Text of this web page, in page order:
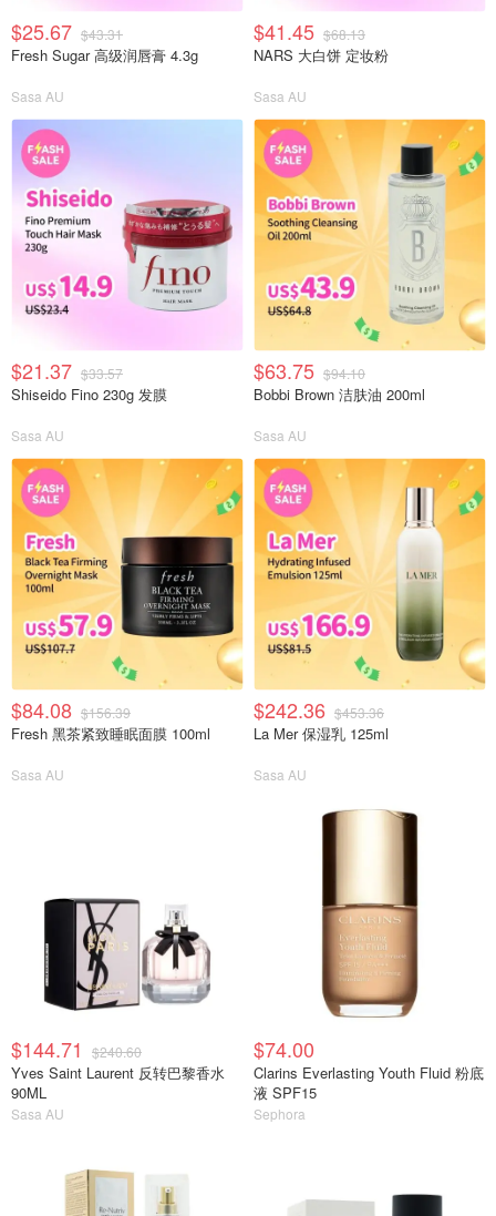
$25.67 $43.31
Fresh Sugar 高级润唇膏 4.3g
Sasa AU
$41.45 $68.13
NARS 大白饼 定妆粉
Sasa AU
$21.37 $33.57
Shiseido Fino 230g 发膜
Sasa AU
$63.75 $94.10
Bobbi Brown 洁肤油 200ml
Sasa AU
$84.08 $156.39
Fresh 黑茶紧致睡眠面膜 100ml
Sasa AU
$242.36 $453.36
La Mer 保湿乳 125ml
Sasa AU
$144.71 $240.60
Yves Saint Laurent 反转巴黎香水
90ML
Sasa AU
$74.00
Clarins Everlasting Youth Fluid 粉底
液 SPF15
Sephora